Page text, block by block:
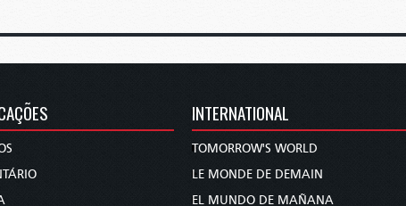
INTERNATIONAL
TOMORROW'S WORLD
LE MONDE DE DEMAIN
EL MUNDO DE MAÑANA